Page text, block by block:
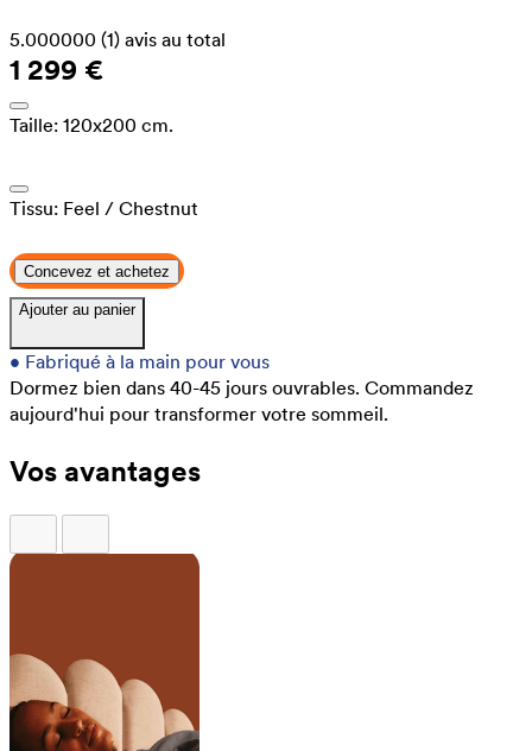
5.000000 (1) avis au total
1 299 €
Taille: 120x200 cm.
Tissu: Feel / Chestnut
Concevez et achetez
Ajouter au panier
• Fabriqué à la main pour vous
Dormez bien dans 40-45 jours ouvrables. Commandez
aujourd'hui pour transformer votre sommeil.
Vos avantages